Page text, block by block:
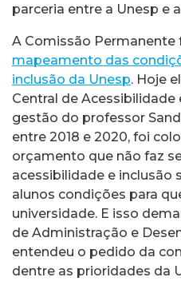
parceria entre a Unesp e
A Comissão Permanente
mapeamento das
inclusão da Unesp. Hoje
Central de Acessibilidade
gestão do professor
entre 2018 e 2020, foi
orçamento que não faz
acessibilidade e inclusão
alunos condições para
universidade. E isso
de Administração e
entendeu o pedido da
dentre as prioridades da